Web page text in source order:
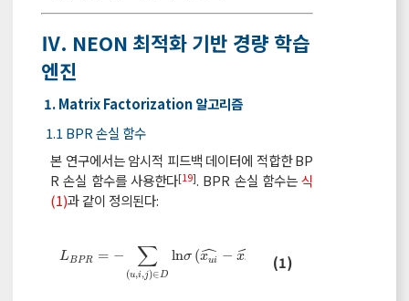
Ⅳ. NEON 최적화 기반 경량 학습
엔진
1. Matrix Factorization 알고리즘
1.1 BPR 손실 함수
본 연구에서는 암시적 피드백 데이터에 적합한 BP
R 손실 함수를 사용한다[19]. BPR 손실 함수는식
(1)과 같이 정의된다:
LBPR = − ∑
(u,i, j)∈ D
lnσ (xui
ˆ − xu
ˆ + λ (
LBP =-∑ u,i,j∈D lnσx -xuj
(1)